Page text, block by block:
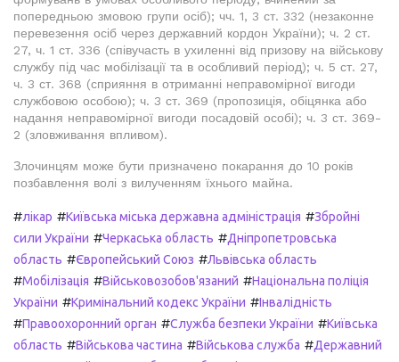
попередньою змовою групи осіб); чч. 1, 3 ст. 332 (незаконне
перевезення осіб через державний кордон України); ч. 2 ст.
27, ч. 1 ст. 336 (співучасть в ухиленні від призову на військову
службу під час мобілізації та в особливий період); ч. 5 ст. 27,
ч. 3 ст. 368 (сприяння в отриманні неправомірної вигоди
службовою особою); ч. 3 ст. 369 (пропозиція, обіцянка або
надання неправомірної вигоди посадовій особі); ч. 3 ст. 369-
2 (зловживання впливом).
Злочинцям може бути призначено покарання до 10 років
позбавлення волі з вилученням їхнього майна.
#лікар #Київська міська державна адміністрація #Збройні
сили України #Черкаська область #Дніпропетровська
область #Європейський Союз #Львівська область
#Мобілізація #Військовозобов'язаний #Національна поліція
України #Кримінальний кодекс України #Інвалідність
#Правоохоронний орган #Служба безпеки України #Київська
область #Військова частина #Військова служба #Державний